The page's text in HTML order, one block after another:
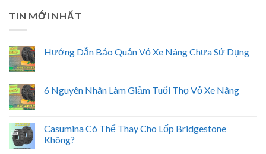
TIN MỚI NHẤT
Hướng Dẫn Bảo Quản Vỏ Xe Nâng Chưa Sử Dụng
6 Nguyên Nhân Làm Giảm Tuổi Thọ Vỏ Xe Nâng
Casumina Có Thể Thay Cho Lốp Bridgestone
Không?